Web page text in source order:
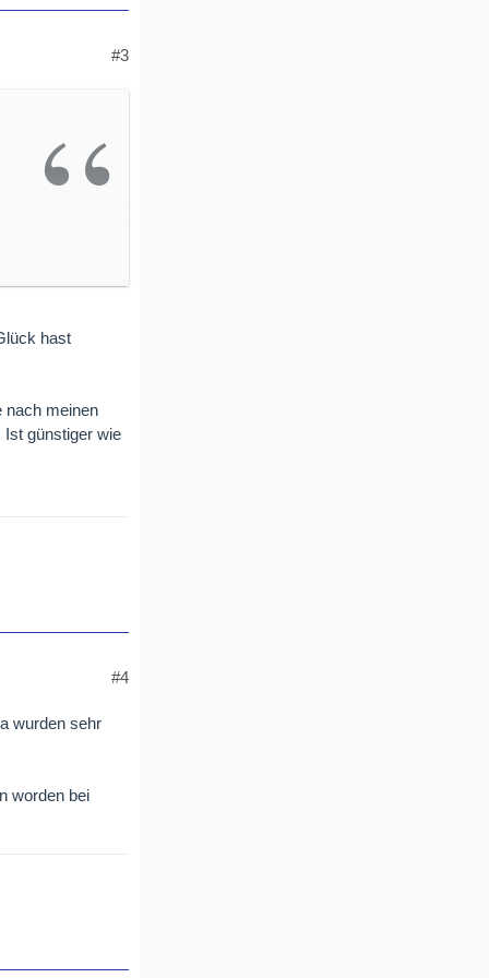
#3
hast
nach meinen
Ist günstiger wie
#4
wurden sehr
worden bei